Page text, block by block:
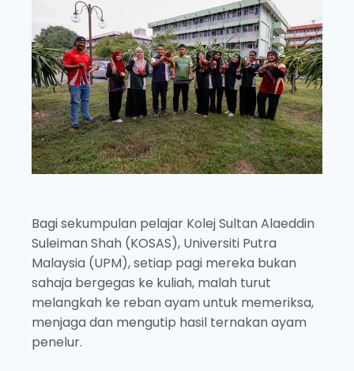
Bagi sekumpulan pelajar Kolej Sultan Alaeddin
Suleiman Shah (KOSAS), Universiti Putra
Malaysia (UPM), setiap pagi mereka bukan
sahaja bergegas ke kuliah, malah turut
melangkah ke reban ayam untuk memeriksa,
menjaga dan mengutip hasil ternakan ayam
penelur.